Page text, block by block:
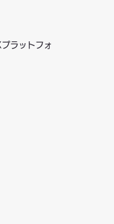
ラットフォ